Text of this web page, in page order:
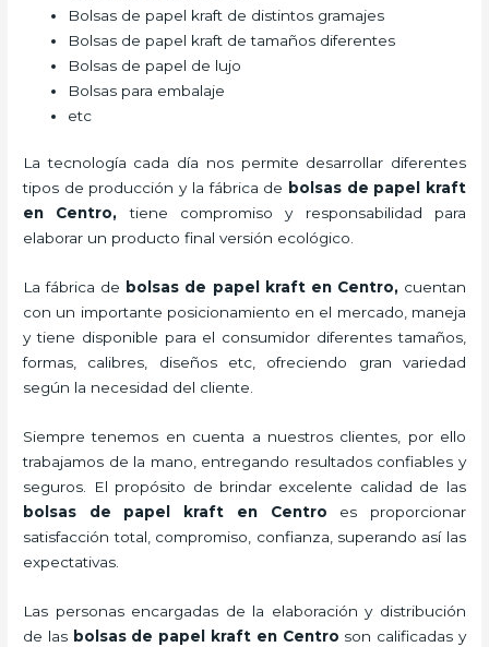
Bolsas de papel kraft de distintos gramajes
Bolsas de papel kraft de tamaños diferentes
Bolsas de papel de lujo
Bolsas para embalaje
etc
La tecnología cada día nos permite desarrollar diferentes
tipos de producción y la fábrica de bolsas de papel kraft
en Centro, tiene compromiso y responsabilidad para
elaborar un producto final versión ecológico.
La fábrica de bolsas de papel kraft en Centro, cuentan
con un importante posicionamiento en el mercado, maneja
y tiene disponible para el consumidor diferentes tamaños,
formas, calibres, diseños etc, ofreciendo gran variedad
según la necesidad del cliente.
Siempre tenemos en cuenta a nuestros clientes, por ello
trabajamos de la mano, entregando resultados confiables y
seguros. El propósito de brindar excelente calidad de las
bolsas de papel kraft en Centro es proporcionar
satisfacción total, compromiso, confianza, superando así las
expectativas.
Las personas encargadas de la elaboración y distribución
de las bolsas de papel kraft en Centro son calificadas y